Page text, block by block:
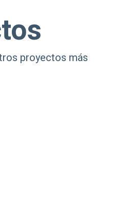
proyectos más